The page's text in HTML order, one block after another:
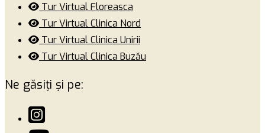
Tur Virtual Floreasca
Tur Virtual Clinica Nord
Tur Virtual Clinica Unirii
Tur Virtual Clinica Buzău
Ne găsiți și pe: